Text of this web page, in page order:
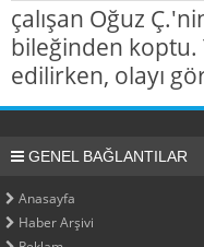
çalışan Oğuz
bileğinden koptu.
edilirken, olayı
GENEL BAĞLANTILAR
Anasayfa
Haber Arşivi